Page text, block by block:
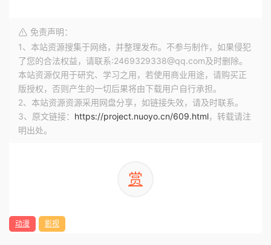
免责声明：
1、本站资源搜集于网络，并整理发布。不参与制作，如果侵犯
了您的合法权益，请联系:2469329338@qq.com及时删除。
本站资源仅用于研究、学习之用，若使用商业用途，请购买正
版授权，否则产生的一切后果将由下载用户自行承担。
2、本站资源资源采用网盘分享，如链接失效，请及时联系。
3、原文链接： https://project.nuoyo.cn/609.html，转载请注
明出处。
赏
动漫 影视